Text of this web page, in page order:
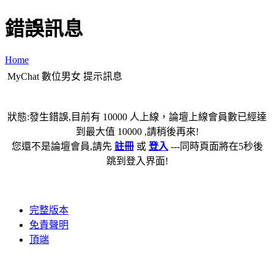
錯誤訊息
Home
MyChat 數位男女 提示訊息
狀態:發生錯誤,目前有 10000 人上線，論壇上線會員數已經達
到最大值 10000 ,請稍後再來!
您還不是論壇會員,請先 註冊或 登入 ---同時頁面將在5秒後
跳到登入界面!
完整版本
免責聲明
頂端